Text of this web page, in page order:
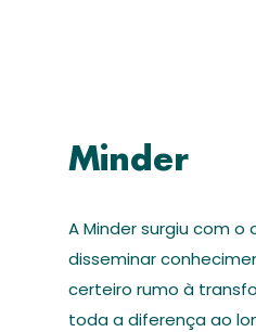
Minder
A Minder surgiu com o
disseminar
certeiro rumo à
toda a diferença ao